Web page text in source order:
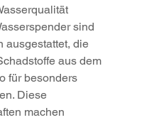
sind
ausgestattet, die
aus dem
für besonders
Diese
machen